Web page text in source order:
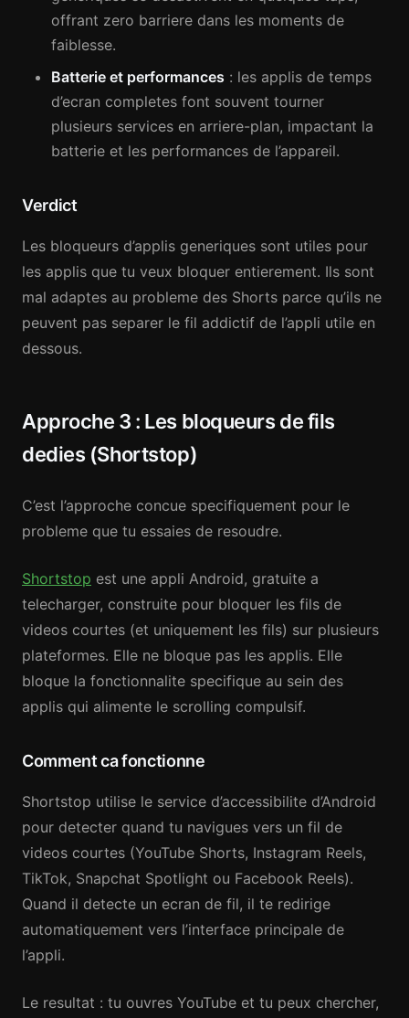
offrant zero barriere dans les moments de
faiblesse.
Batterie et performances : les applis de temps
d’ecran completes font souvent tourner
plusieurs services en arriere-plan, impactant la
batterie et les performances de l’appareil.
Verdict
Les bloqueurs d’applis generiques sont utiles pour
les applis que tu veux bloquer entierement. Ils sont
mal adaptes au probleme des Shorts parce qu’ils ne
peuvent pas separer le fil addictif de l’appli utile en
dessous.
Approche 3 : Les bloqueurs de fils
dedies (Shortstop)
C’est l’approche concue specifiquement pour le
probleme que tu essaies de resoudre.
Shortstop est une appli Android, gratuite a
telecharger, construite pour bloquer les fils de
videos courtes (et uniquement les fils) sur plusieurs
plateformes. Elle ne bloque pas les applis. Elle
bloque la fonctionnalite specifique au sein des
applis qui alimente le scrolling compulsif.
Comment ca fonctionne
Shortstop utilise le service d’accessibilite d’Android
pour detecter quand tu navigues vers un fil de
videos courtes (YouTube Shorts, Instagram Reels,
TikTok, Snapchat Spotlight ou Facebook Reels).
Quand il detecte un ecran de fil, il te redirige
automatiquement vers l’interface principale de
l’appli.
Le resultat : tu ouvres YouTube et tu peux chercher,